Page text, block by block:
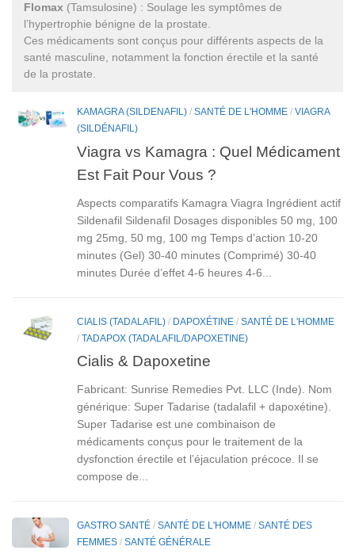
Flomax (Tamsulosine) : Soulage les symptômes de
l’hypertrophie bénigne de la prostate.
Ces médicaments sont conçus pour différents aspects de la
santé masculine, notamment la fonction érectile et la santé
de la prostate.
KAMAGRA (SILDENAFIL) / SANTÉ DE L'HOMME / VIAGRA
(SILDÉNAFIL)
Viagra vs Kamagra : Quel Médicament
Est Fait Pour Vous ?
Aspects comparatifs Kamagra Viagra Ingrédient actif
Sildenafil Sildenafil Dosages disponibles 50 mg, 100
mg 25mg, 50 mg, 100 mg Temps d’action 10-20
minutes (Gel) 30-40 minutes (Comprimé) 30-40
minutes Durée d’effet 4-6 heures 4-6...
CIALIS (TADALAFIL) / DAPOXÉTINE / SANTÉ DE L'HOMME
/ TADAPOX (TADALAFIL/DAPOXETINE)
Cialis & Dapoxetine
Fabricant: Sunrise Remedies Pvt. LLC (Inde). Nom
générique: Super Tadarise (tadalafil + dapoxétine).
Super Tadarise est une combinaison de
médicaments conçus pour le traitement de la
dysfonction érectile et l’éjaculation précoce. Il se
compose de...
GASTRO SANTÉ / SANTÉ DE L'HOMME / SANTÉ DES
FEMMES / SANTÉ GÉNÉRALE